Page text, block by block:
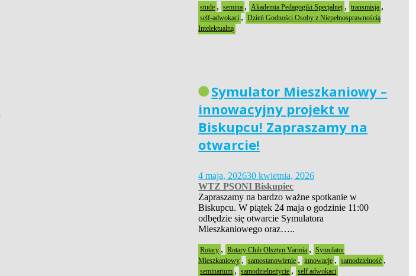
stude , semina , Akademia Pedagogiki Specjalnej , transmisja ,
self-adwokaci , Dzień Godności Osoby z Niepełnosprawnością
Intelektualną
Symulator Mieszkaniowy –
innowacyjny projekt w
Biskupcu! Zapraszamy na
otwarcie!
4 maja, 202630 kwietnia, 2026
WTZ PSONI Biskupiec
Zapraszamy na bardzo ważne spotkanie w
Biskupcu. W piątek 24 maja o godzinie 11:00
odbędzie się otwarcie Symulatora
Mieszkaniowego oraz…..
Rotary , Rotary Club Olsztyn Varmia , Symulator
Mieszkaniowy , samostanowienie , innowacje , samodzielność ,
seminarium , samodzielneżycie , self adwokaci